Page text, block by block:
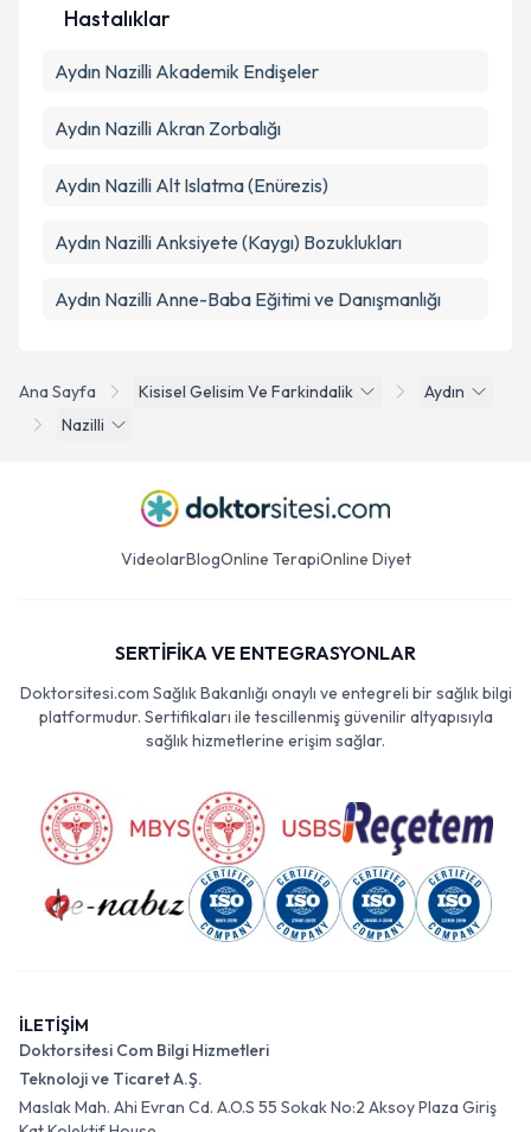
Ana Sayfa Kisisel Gelisim Ve Farkindalik
Aydın
Nazilli
Hastalıklar
Aydın Nazilli Akademik Endişeler
Aydın Nazilli Akran Zorbalığı
Aydın Nazilli Alt Islatma (Enürezis)
Aydın Nazilli Anksiyete (Kaygı) Bozuklukları
Aydın Nazilli Anne-Baba Eğitimi ve Danışmanlığı
VideolarBlogOnline TerapiOnline Diyet
SERTİFİKA VE ENTEGRASYONLAR
Doktorsitesi.com Sağlık Bakanlığı onaylı ve entegreli bir sağlık bilgi
platformudur. Sertifikaları ile tescillenmiş güvenilir altyapısıyla
sağlık hizmetlerine erişim sağlar.
İLETİŞİM
Doktorsitesi Com Bilgi Hizmetleri
Teknoloji ve Ticaret A.Ş.
Maslak Mah. Ahi Evran Cd. A.O.S 55 Sokak No:2 Aksoy Plaza Giriş